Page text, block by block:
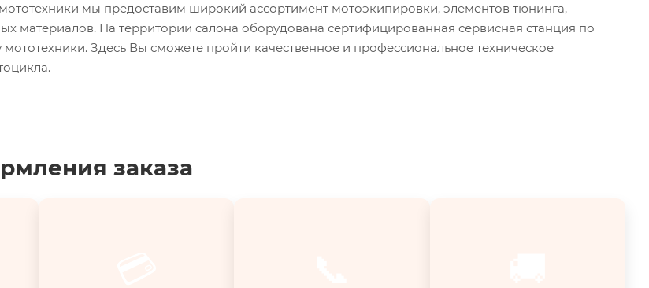
мы предоставим широкий ассортимент мотоэкипировки, элементов тюнинга,
материалов. На территории салона оборудована сертифицированная сервисная станция по
Здесь Вы сможете пройти качественное и профессиональное техническое
заказа